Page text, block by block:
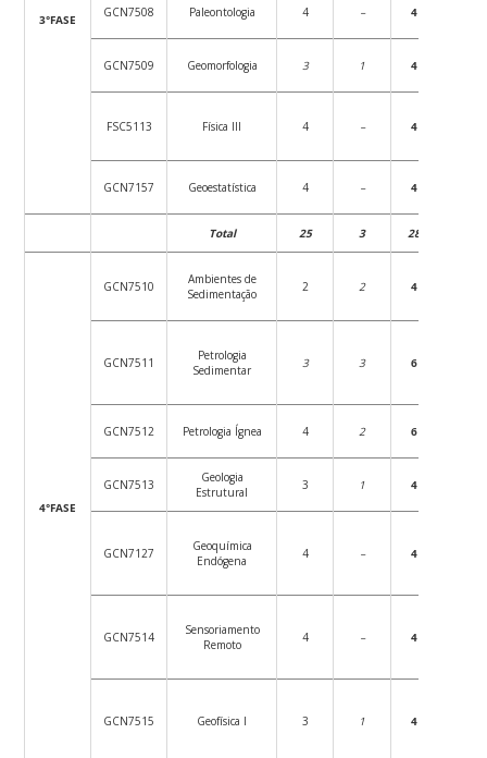
3°FASE GCN7508 Paleontologia 4 – 4
GCN7509 Geomorfologia 3 1 4
FSC5113 Física III 4 – 4
GCN7157 Geoestatística 4 – 4
Total 25 3 28
4°FASE
GCN7510
Ambientes de
Sedimentação
2 2 4
GCN7511
Petrologia
Sedimentar
3 3 6
GCN7512 Petrologia Ígnea 4 2 6
GCN7513
Geologia
Estrutural
3 1 4
GCN7127
Geoquímica
Endógena
4 – 4
GCN7514
Sensoriamento
Remoto
4 – 4
GCN7515 Geofísica I 3 1 4